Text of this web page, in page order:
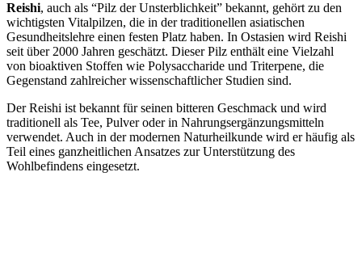
Reishi, auch als “Pilz der Unsterblichkeit” bekannt, gehört zu den
wichtigsten Vitalpilzen, die in der traditionellen asiatischen
Gesundheitslehre einen festen Platz haben. In Ostasien wird Reishi
seit über 2000 Jahren geschätzt. Dieser Pilz enthält eine Vielzahl
von bioaktiven Stoffen wie Polysaccharide und Triterpene, die
Gegenstand zahlreicher wissenschaftlicher Studien sind.
Der Reishi ist bekannt für seinen bitteren Geschmack und wird
traditionell als Tee, Pulver oder in Nahrungsergänzungsmitteln
verwendet. Auch in der modernen Naturheilkunde wird er häufig als
Teil eines ganzheitlichen Ansatzes zur Unterstützung des
Wohlbefindens eingesetzt.